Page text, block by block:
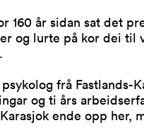
160 år sidan sat det
og lurte på kor dei til
frå Fastlands-
og ti års
ende opp her,